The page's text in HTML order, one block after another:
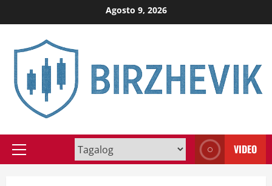
to
Agosto 9, 2026
Primary
VIDEO